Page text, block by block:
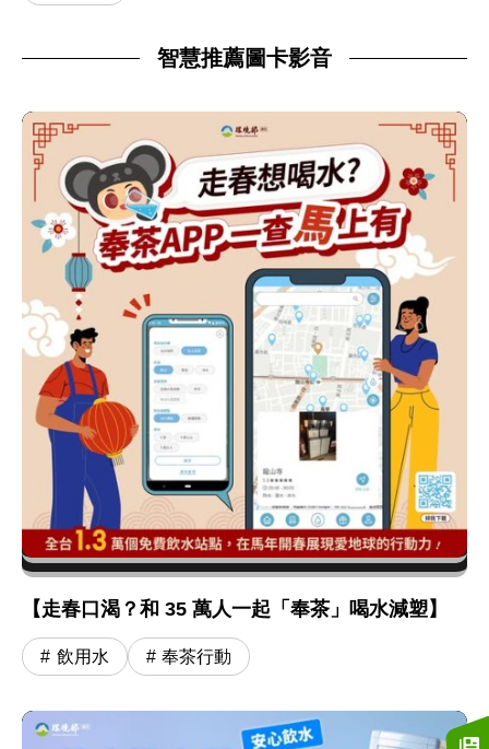
智慧推薦圖卡影音
【走春口渴？和 35 萬人一起「奉茶」喝水減塑】
飲用水 奉茶行動